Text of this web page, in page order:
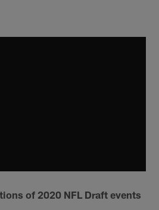
of 2020 NFL Draft events